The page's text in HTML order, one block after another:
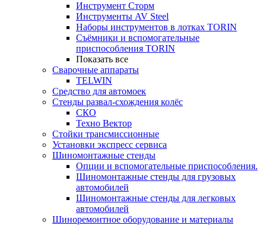
Инструмент Сторм
Инструменты AV Steel
Наборы инструментов в лотках TORIN
Съёмники и вспомогательные
приспособления TORIN
Показать все
Сварочные аппараты
TELWIN
Средство для автомоек
Стенды развал-схождения колёс
СКО
Техно Вектор
Стойки трансмиссионные
Установки экспресс сервиса
Шиномонтажные стенды
Опции и вспомогательные приспособления.
Шиномонтажные стенды для грузовых
автомобилей
Шиномонтажные стенды для легковых
автомобилей
Шиноремонтное оборудование и материалы